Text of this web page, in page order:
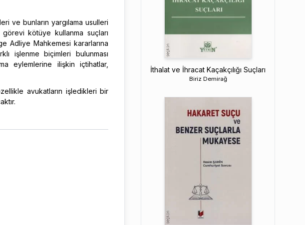
ve bunların yargılama usulleri
görevi kötüye kullanma suçları
Adliye Mahkemesi kararlarına
işlenme biçimleri bulunması
eylemlerine ilişkin içtihatlar,
avukatların işledikleri bir
İthalat ve İhracat Kaçakçılığı Suçları
Biriz Demirağ